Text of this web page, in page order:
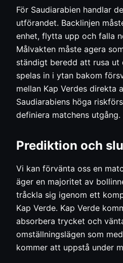
För Saudiarabien handlar
utförandet. Backlinjen
enhet, flytta upp och falla
Målvakten måste agera
ständigt beredd att rusa ut
spelas in i ytan bakom
mellan Kap Verdes direkta
Saudiarabiens höga
definiera matchens utgång.
Prediktion och
Vi kan förvänta oss en
äger en majoritet av
tråckla sig igenom ett
Kap Verde. Kap Verde
absorbera trycket och
omställningslägen som
kommer att uppstå under